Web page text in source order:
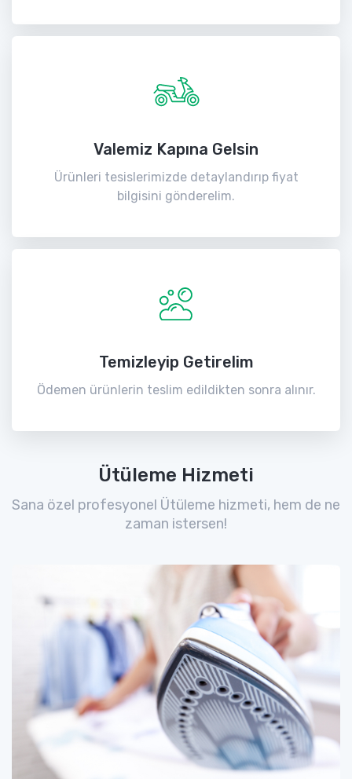
Valemiz Kapına Gelsin
Ürünleri tesislerimizde detaylandırıp fiyat
bilgisini gönderelim.
Temizleyip Getirelim
Ödemen ürünlerin teslim edildikten sonra alınır.
Ütüleme Hizmeti
Sana özel profesyonel Ütüleme hizmeti, hem de ne
zaman istersen!